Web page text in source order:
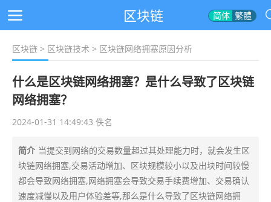
区块链 简体 繁體
区块链 > 区块链技术 > 区块链网络拥塞原因分析
什么是区块链网络拥塞？是什么导致了区块链
网络拥塞？
2024-01-31 14:49:43 佚名
简介 当提交到网络的交易数量超过其处理能力时，就会发生区
块链网络拥塞,交易活动增加、区块规模较小以及出块时间较慢
都会导致网络拥塞,网络拥塞会导致交易手续费增加、交易确认
速度减慢以及用户体验差等,那么是什么导致了区块链网络拥